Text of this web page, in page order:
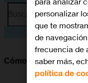
Busca por problema o
Cómo ahorrar batería
personalizar
que te
de
frecuencia de
saber más,
política de